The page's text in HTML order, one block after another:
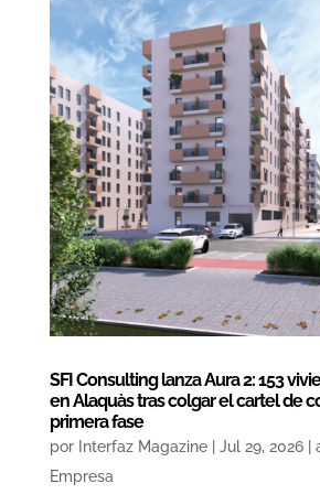
SFI Consulting lanza Aura 2: 153
en Alaquàs tras colgar el cartel de
primera fase
por Interfaz Magazine| Jul 29, 2026|
Empresa